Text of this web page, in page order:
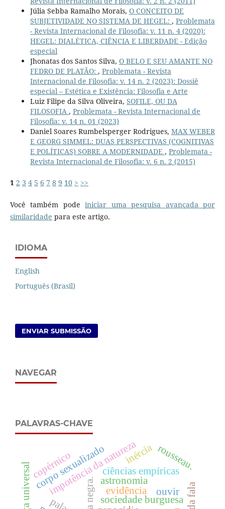
Júlia Sebba Ramalho Morais, O CONCEITO DE
SUBJETIVIDADE NO SISTEMA DE HEGEL: , Problemata
- Revista Internacional de Filosofia: v. 11 n. 4 (2020):
HEGEL: DIALÉTICA, CIÊNCIA E LIBERDADE - Edição
especial
Jhonatas dos Santos Silva, O BELO E SEU AMANTE NO
FEDRO DE PLATÃO: , Problemata - Revista
Internacional de Filosofia: v. 14 n. 2 (2023): Dossiê
especial – Estética e Existência: Filosofia e Arte
Luiz Filipe da Silva Oliveira, SOFILE, OU DA
FILOSOFIA , Problemata - Revista Internacional de
Filosofia: v. 14 n. 01 (2023)
Daniel Soares Rumbelsperger Rodrigues, MAX WEBER
E GEORG SIMMEL: DUAS PERSPECTIVAS (COGNITIVAS
E POLÍTICAS) SOBRE A MODERNIDADE , Problemata -
Revista Internacional de Filosofia: v. 6 n. 2 (2015)
1 2 3 4 5 6 7 8 9 10 > >>
Você também podeiniciar uma pesquisa avançada por
similaridade para este artigo.
IDIOMA
English
Português (Brasil)
ENVIAR SUBMISSÃO
NAVEGAR
PALAVRAS-CHAVE
evidência
impotência da naturezaciências empíricas
sociedade burguesa
corpo sexualizadoastronomia
copérnico rousseau.
inércia
ouvir